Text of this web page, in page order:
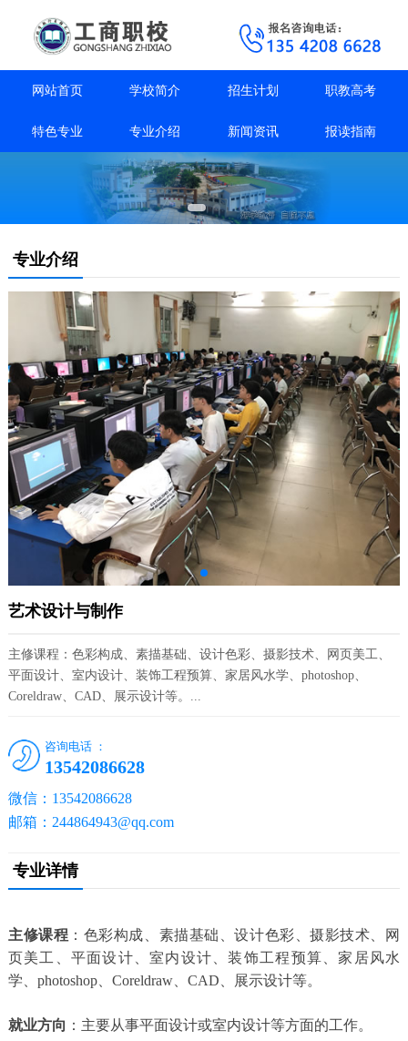
网站首页 学校简介 招生计划 职教高考
特色专业 专业介绍 新闻资讯 报读指南
专业介绍
艺术设计与制作
主修课程：色彩构成、素描基础、设计色彩、摄影技术、网页美工、
平面设计、室内设计、装饰工程预算、家居风水学、photoshop、
Coreldraw、CAD、展示设计等。...
咨询电话 ：
13542086628
微信：13542086628
邮箱：244864943@qq.com
专业详情
主修课程 ：色彩构成、素描基础、设计色彩、摄影技术、网
页美工、平面设计、室内设计、装饰工程预算、家居风水
学、photoshop、Coreldraw、CAD、展示设计等。
就业方向 ：主要从事平面设计或室内设计等方面的工作。